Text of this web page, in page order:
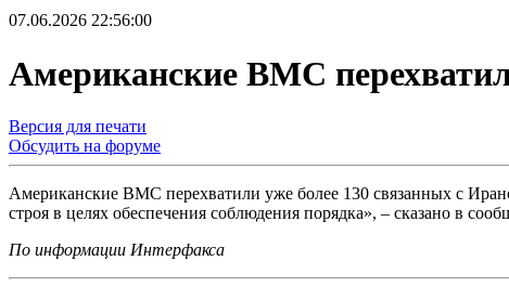
07.06.2026 22:56:00
Американские ВМС
Версия для печати
Обсудить на форуме
Американские ВМС перехватили уже более 130 связанных с
строя в целях обеспечения соблюдения порядка», – сказано в
По информации Интерфакса